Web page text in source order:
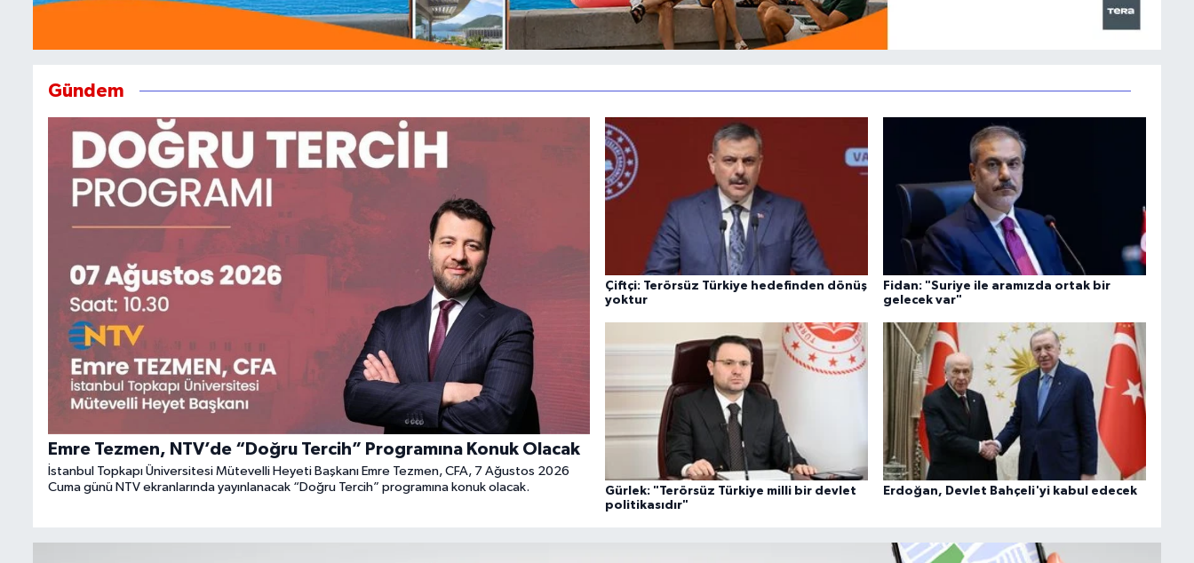
Gündem
Emre Tezmen, NTV’de “Doğru Tercih” Programına Konuk Olacak
İstanbul Topkapı Üniversitesi Mütevelli Heyeti Başkanı Emre Tezmen, CFA, 7 Ağustos 2026
Cuma günü NTV ekranlarında yayınlanacak “Doğru Tercih” programına konuk olacak.
Çiftçi: Terörsüz Türkiye hedefinden dönüş
yoktur
Fidan: "Suriye ile aramızda ortak bir
gelecek var"
Gürlek: "Terörsüz Türkiye milli bir devlet
politikasıdır"
Erdoğan, Devlet Bahçeli'yi kabul edecek